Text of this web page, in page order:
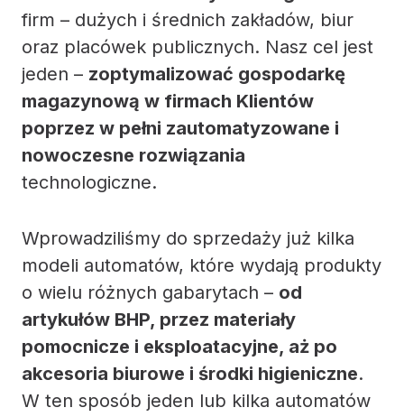
firm – dużych i średnich zakładów, biur
oraz placówek publicznych. Nasz cel jest
jeden – zoptymalizować gospodarkę
magazynową w firmach Klientów
poprzez w pełni zautomatyzowane i
nowoczesne rozwiązania
technologiczne.
Wprowadziliśmy do sprzedaży już kilka
modeli automatów, które wydają produkty
o wielu różnych gabarytach – od
artykułów BHP, przez materiały
pomocnicze i eksploatacyjne, aż po
akcesoria biurowe i środki higieniczne.
W ten sposób jeden lub kilka automatów